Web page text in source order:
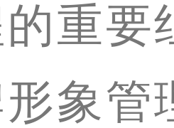
重要
象